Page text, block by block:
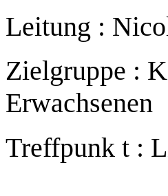
Leitung :
Zielgruppe :
Erwachsenen
Treffpunk t :